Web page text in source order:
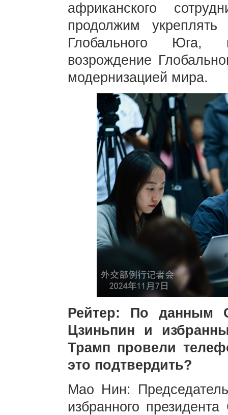
африканского
продолжим укреплять
Глобального Юга,
возрождение
модернизацией мира.
Рейтер: По данным
Цзиньпин и
Трамп провели
это подтвердить?
Мао Нин:
избранного